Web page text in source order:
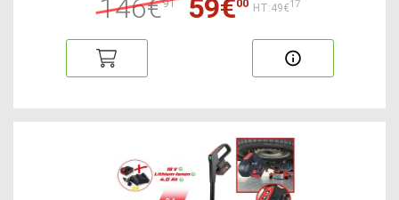
146€91 59€00 HT:49€17